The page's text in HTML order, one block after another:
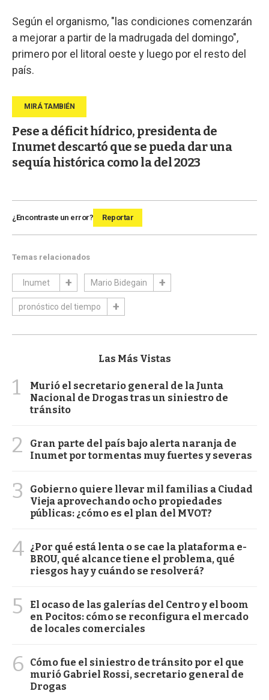
Según el organismo, "las condiciones comenzarán
a mejorar a partir de la madrugada del domingo",
primero por el litoral oeste y luego por el resto del
país.
Pese a déficit hídrico, presidenta de
Inumet descartó que se pueda dar una
sequía histórica como la del 2023
¿Encontraste un error? Reportar
Temas relacionados
Inumet Mario Bidegain
pronóstico del tiempo
Las Más Vistas
1
Murió el secretario general de la Junta
Nacional de Drogas tras un siniestro de
tránsito
2
Gran parte del país bajo alerta naranja de
Inumet por tormentas muy fuertes y severas
3
Gobierno quiere llevar mil familias a Ciudad
Vieja aprovechando ocho propiedades
públicas: ¿cómo es el plan del MVOT?
4 ¿Por qué está lenta o se cae la plataforma e-
BROU, qué alcance tiene el problema, qué
riesgos hay y cuándo se resolverá?
5
El ocaso de las galerías del Centro y el boom
en Pocitos: cómo se reconfigura el mercado
de locales comerciales
6
Cómo fue el siniestro de tránsito por el que
murió Gabriel Rossi, secretario general de
Drogas